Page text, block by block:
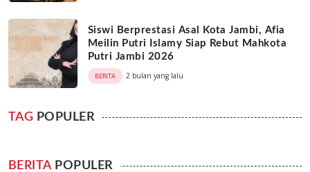
Siswi Berprestasi Asal Kota Jambi, Afia
Meilin Putri Islamy Siap Rebut Mahkota
Putri Jambi 2026
BERITA 2 bulan yang lalu
TAG POPULER
BERITAPOPULER